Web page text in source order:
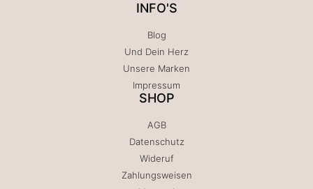
INFO'S
Blog
Und Dein Herz
Unsere Marken
Impressum
SHOP
AGB
Datenschutz
Wideruf
Zahlungsweisen